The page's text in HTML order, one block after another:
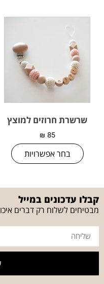
שרשרת חרוזים למוצץ
₪ 85
בחר אפשרויות
קבלו עדכונים במייל
מבטיחים לשלוח רק דברים